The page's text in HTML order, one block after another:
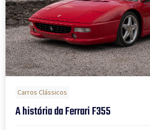
Carros Clássicos
A história da Ferrari F355